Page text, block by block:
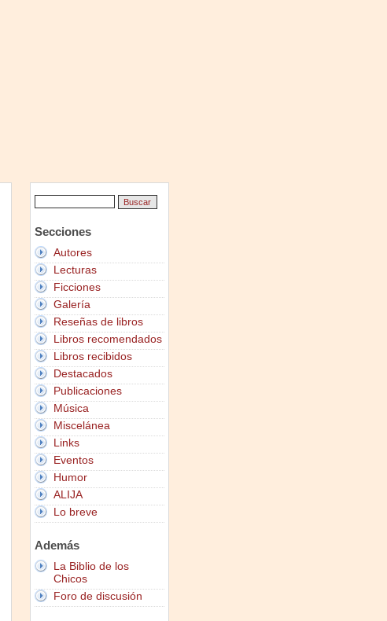
Secciones
Autores
Lecturas
Ficciones
Galería
Reseñas de libros
Libros recomendados
Libros recibidos
Destacados
Publicaciones
Música
Miscelánea
Links
Eventos
Humor
ALIJA
Lo breve
Además
La Biblio de los
Chicos
Foro de discusión